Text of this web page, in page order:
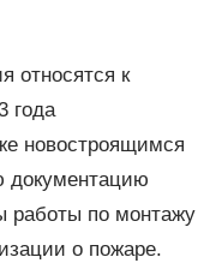
относятся к
года
новостроящимся
документацию
работы по монтажу
о пожаре.